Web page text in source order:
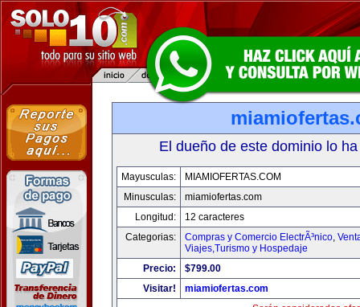
El dueño de este dominio lo
Mayusculas:
MIAMIOFERTAS.COM
Minusculas:
miamiofertas.com
Longitud:
12 caracteres
Categorias:
Compras y Comercio ElectrÃ³nico,
Viajes,Turismo y Hospedaje
Precio:
$799.00
Visitar!
miamiofertas.com